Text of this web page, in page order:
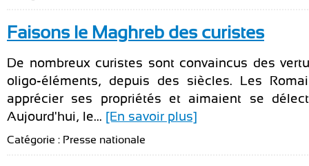
Faisons le Maghreb des curistes
De nombreux curistes sont convaincus des
oligo-éléments, depuis des siècles. Les
apprécier ses propriétés et aimaient se
Aujourd'hui, le... [En savoir plus]
Catégorie : Presse nationale